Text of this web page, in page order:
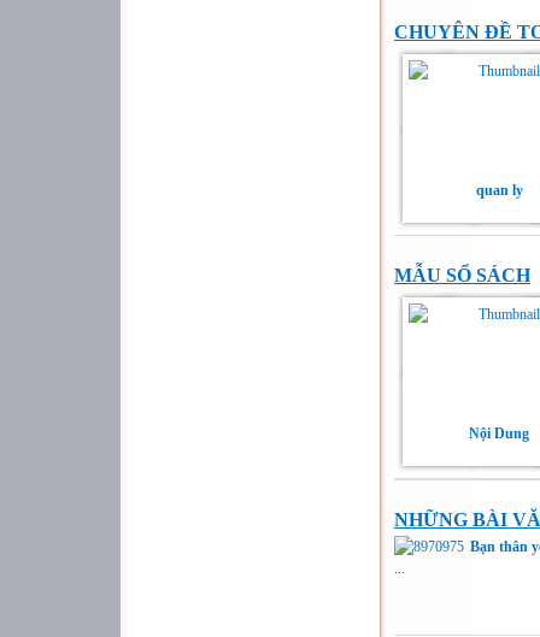
CHUYÊN ĐỀ
quan ly
MẪU SỔ SÁCH
Nội Dung
NHỮNG BÀI
Bạn thân
...